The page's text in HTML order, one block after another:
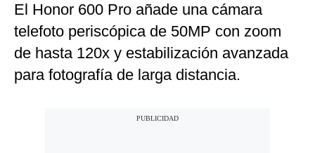
El Honor 600 Pro añade una cámara
telefoto periscópica de 50MP con zoom
de hasta 120x y estabilización avanzada
para fotografía de larga distancia.